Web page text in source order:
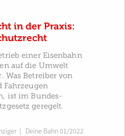
in der Praxis:
einer Eisenbahn
auf die Umwelt
Was Betreiber von
Fahrzeugen
ist im Bundes-
geregelt.
| Deine Bahn 01/2022